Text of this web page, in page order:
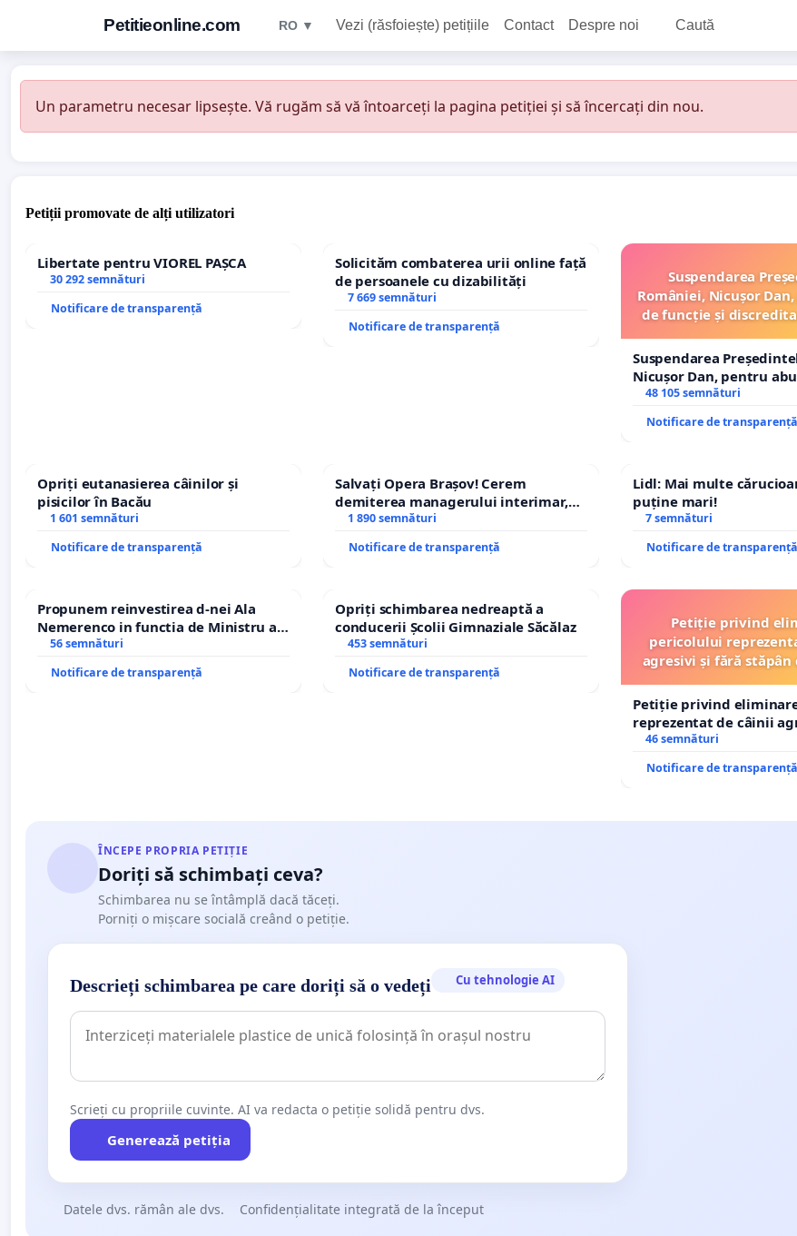
Petitieonline.com RO ▼ Vezi (răsfoiește) petițiile Contact Despre noi Caută
Un parametru necesar lipsește. Vă rugăm să vă întoarceți la pagina petiției și să încercați din nou.
Petiții promovate de alți utilizatori
Libertate pentru VIOREL PAȘCA
30 292 semnături
Notificare de transparență
Solicităm combaterea urii online față
de persoanele cu dizabilități
7 669 semnături
Notificare de transparență
Suspendarea
României, Nicușor
de funcție și
Suspendarea
Nicușor Dan, pentru
și discreditarea statului
48 105 semnături
Notificare de transparență
Opriți eutanasierea câinilor și
pisicilor în Bacău
1 601 semnături
Notificare de transparență
Salvați Opera Brașov! Cerem
demiterea managerului interimar,
Petrean Lucian-Marius!
1 890 semnături
Notificare de transparență
Lidl: Mai multe
puține mari!
7 semnături
Notificare de transparență
Propunem reinvestirea d-nei Ala
Nemerenco in functia de Ministru al
Sanatatii
56 semnături
Notificare de transparență
Opriți schimbarea nedreaptă a
conducerii Școlii Gimnaziale Săcălaz
453 semnături
Notificare de transparență
Petiție privind
pericolului
agresivi și fără stăpân
Petiție privind
reprezentat de câinii
stăpân din comuna
46 semnături
Notificare de transparență
ÎNCEPE PROPRIA PETIȚIE
Doriți să schimbați ceva?
Schimbarea nu se întâmplă dacă tăceți.
Porniți o mișcare socială creând o petiție.
Descrieți schimbarea pe care doriți să o vedeți Cu tehnologie AI
Scrieți cu propriile cuvinte. AI va redacta o petiție solidă pentru dvs.
Generează petiția
Datele dvs. rămân ale dvs. Confidențialitate integrată de la început